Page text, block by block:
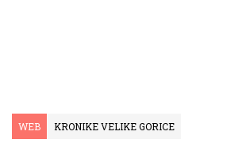
WEB KRONIKE VELIKE GORICE